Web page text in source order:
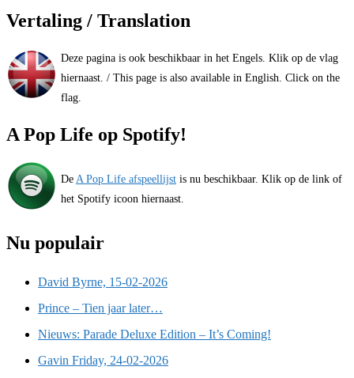
Vertaling / Translation
Deze pagina is ook beschikbaar in het Engels. Klik op de vlag
hiernaast. / This page is also available in English. Click on the
flag.
A Pop Life op Spotify!
De A Pop Life afspeellijst is nu beschikbaar. Klik op de link of
het Spotify icoon hiernaast.
Nu populair
David Byrne, 15-02-2026
Prince – Tien jaar later…
Nieuws: Parade Deluxe Edition – It’s Coming!
Gavin Friday, 24-02-2026